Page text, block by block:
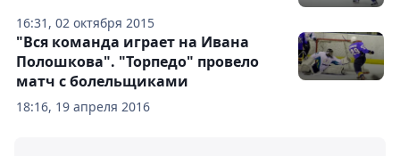
16:31, 02 октября 2015
18:16, 19 апреля 2016
"Вся команда играет на Ивана
Полошкова". "Торпедо" провело
матч с болельщиками